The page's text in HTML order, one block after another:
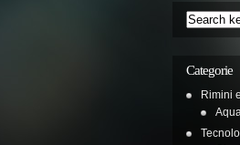
Categorie
Rimini